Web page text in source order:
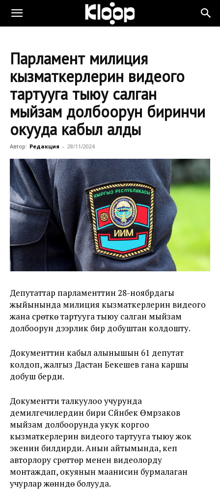
Парламент милиция
кызматкерлерин видеого
тартууга тыюу салган
мыйзам долбоорун биринчи
окууда кабыл алды
Автор: Редакция - 28/11/2024
Депутаттар парламенттин 28-ноябрдагы
жыйынында милиция кызматкерлерин видеого
жана сүрөткө тартууга тыюу салган мыйзам
долбоорун дээрлик бир добуштан колдошту.
Документтин кабыл алынышын 61 депутат
колдоп, жалгыз Дастан Бекешев гана каршы
добуш берди.
Документти талкуулоо учурунда
демилгечилердин бири Сүйүнбек Өмүрзаков
мыйзам долбоорунда укук коргоо
кызматкерлерин видеого тартууга тыюу жок
экенин билдирди. Анын айтымында, кеп
авторлору сүрөттөр менен видеолорду
монтаждап, окуянын маанисин бурмалаган
учурлар жөнүндө болууда.